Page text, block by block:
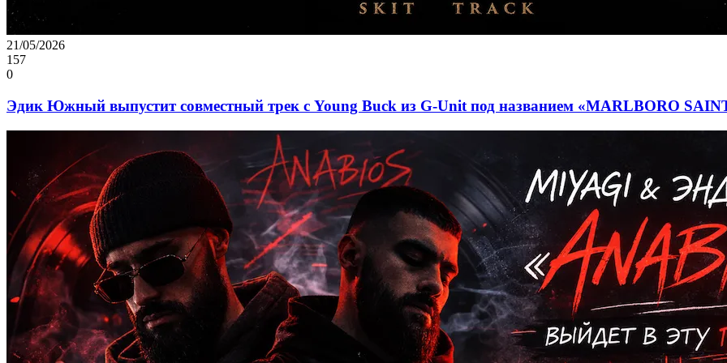
21/05/2026
157
0
Эдик Южный выпустит совместный трек с Young Buck из G-Unit под названием «MARLBORO